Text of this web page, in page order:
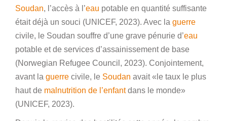
Soudan, l’accès à l’eau potable en quantité suffisante
était déjà un souci (UNICEF, 2023). Avec la guerre
civile, le Soudan souffre d’une grave pénurie d’eau
potable et de services d’assainissement de base
(Norwegian Refugee Council, 2023). Conjointement,
avant la guerre civile, le Soudan avait «le taux le plus
haut de malnutrition de l’enfantdans le monde»
(UNICEF, 2023).